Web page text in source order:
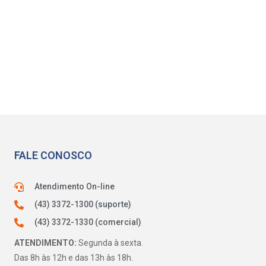
FALE CONOSCO
Atendimento On-line
(43) 3372-1300 (suporte)
(43) 3372-1330 (comercial)
ATENDIMENTO: Segunda à sexta.
Das 8h às 12h e das 13h às 18h.